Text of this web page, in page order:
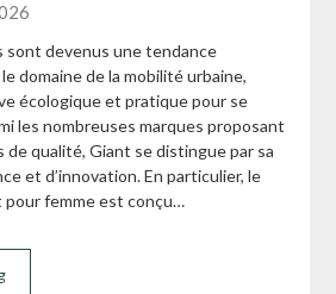
sont devenus une tendance
domaine de la mobilité urbaine,
écologique et pratique pour se
les nombreuses marques proposant
de qualité, Giant se distingue par sa
et d’innovation. En particulier, le
femme est conçu…